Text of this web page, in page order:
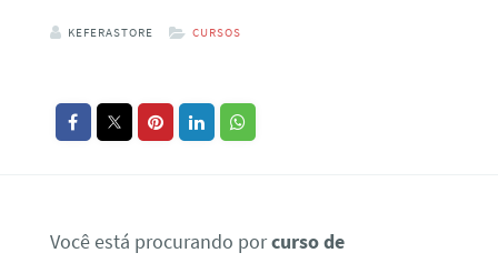
KEFERASTORE CURSOS
Você está procurando porcurso de